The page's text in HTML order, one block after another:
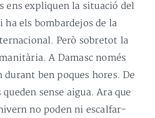
ens expliquen la situació del
ha els bombardejos de la
Però sobretot la
A Damasc només
ben poques hores. De
queden sense aigua. Ara que
no poden ni escalfar-